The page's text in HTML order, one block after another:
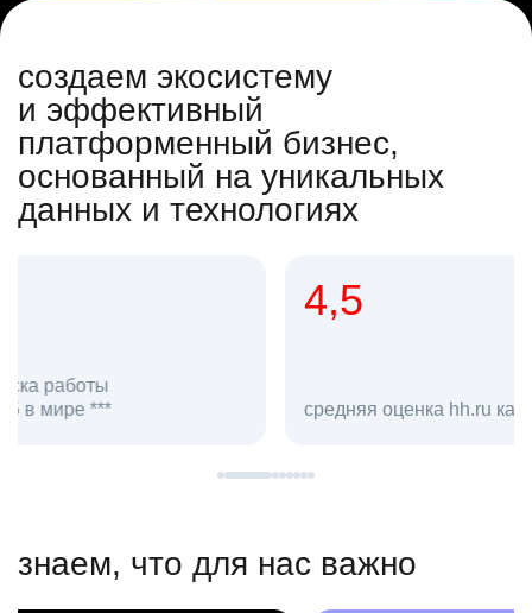
создаем экосистему
и эффективный
платформенный бизнес,
основанный на уникальных
данных и технологиях
средняя оценка hh.ru как работодателя **
в hh.ru
знаем, что для нас важно